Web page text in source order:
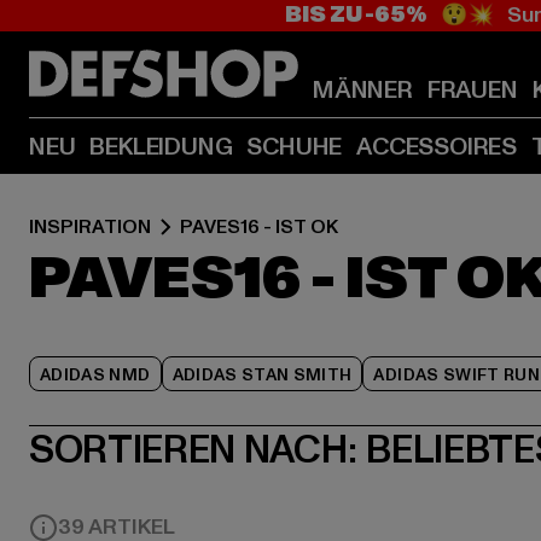
BIS ZU -65% 😲💥
MÄNNER FRAUEN
NEU BEKLEIDUNG SCHUHE ACCESSOIRES
INSPIRATION PAVES16 - IST OK
PAVES16 - IST
ADIDAS NMD ADIDAS STAN SMITH ADIDAS SWIFT RUN
SORTIEREN NACH:
39 ARTIKEL